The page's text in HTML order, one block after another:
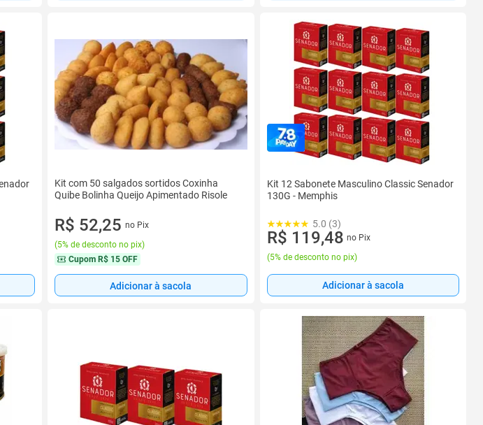
Kit com 50 salgados sortidos Coxinha
Quibe Bolinha Queijo Apimentado Risole
R$ 52,25 no Pix
(5% de desconto no pix)
Cupom R$ 15 OFF
Adicionar à sacola
Kit 12 Sabonete Masculino Classic Senador
130G - Memphis
5.0 (3)
R$ 119,48 no Pix
(5% de desconto no pix)
Adicionar à sacola